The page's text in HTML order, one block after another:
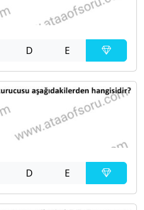
D E
D E